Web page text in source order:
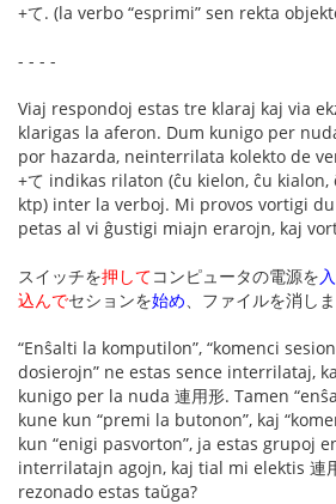
+て. (la verbo “esprimi” sen rekta
- - - -
Viaj respondoj estas tre klaraj kaj via
klarigas la aferon. Dum kunigo per
por hazarda, neinterrilata kolekto de
+て indikas rilaton (ĉu kielon, ĉu
ktp) inter la verboj. Mi provos vortigi
petas al vi ĝustigi miajn erarojn, kaj
スイッチを押してコンピュータの電源を
込んでセションを始め、ファイルを消しま
“Enŝalti la komputilon”, “komenci
dosierojn” ne estas sence interrilataj,
kunigo per la nuda 連用形. Tamen
kune kun “premi la butonon”, kaj
kun “enigi pasvorton”, ja estas grupoj
interrilatajn agojn, kaj tial mi elektis 連
rezonado estas taŭga?